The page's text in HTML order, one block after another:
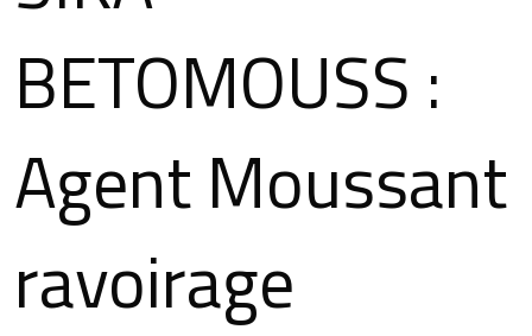
BETOMOUSS :
Agent Moussant
ravoirage